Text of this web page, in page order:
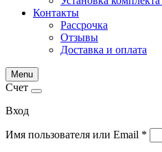
Контакты
Рассрочка
Отзывы
Доставка и оплата
Menu
Счет
Вход
Имя пользователя или Email *